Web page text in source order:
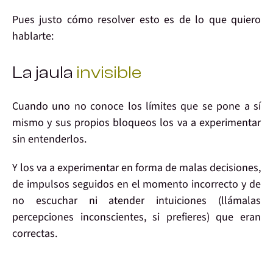
Pues justo cómo resolver esto es de lo que quiero
hablarte:
La jaula invisible
Cuando uno no conoce los límites que se pone a sí
mismo y sus propios bloqueos los va a experimentar
sin entenderlos.
Y los va a experimentar en forma de malas decisiones,
de impulsos seguidos en el momento incorrecto y de
no escuchar ni atender intuiciones (llámalas
percepciones inconscientes, si prefieres) que eran
correctas.